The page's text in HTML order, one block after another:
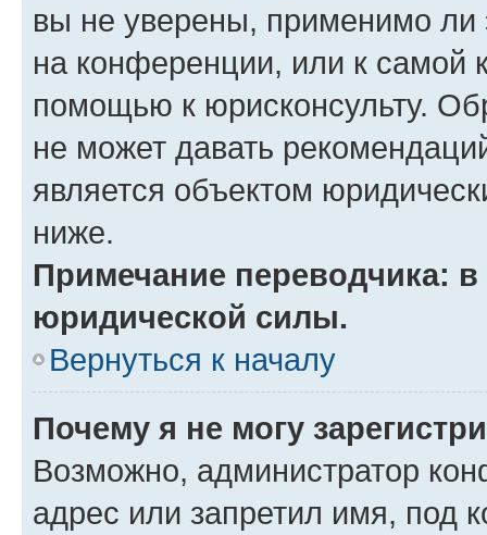
вы не уверены, применимо ли
на конференции, или к самой
помощью к юрисконсульту.
не может давать
является объектом
ниже.
Примечание переводчика:
юридической силы.
Вернуться к началу
Почему я не могу
Возможно, администратор
адрес или запретил имя, под